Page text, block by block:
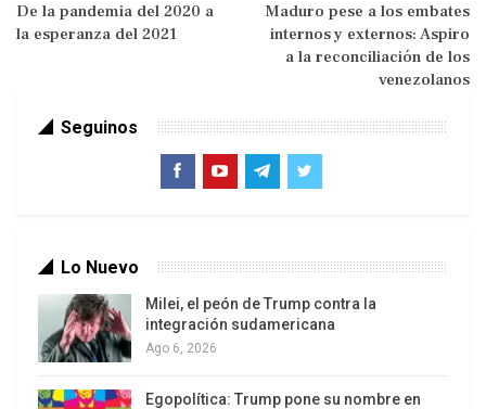
frenadas por el gobierno de facto.
“Fue un año perdido y nos restó. Pero ahora
estamos haciendo todo lo posible para
recuperarnos”, dijo el economista cruceño. A
menos de dos meses de su llegada al cargo pudo
De la pandemia del 2020 a
la esperanza del 2021
Maduro pese a los embates
internos y externos: Aspiro
a la reconciliación de los
venezolanos
Seguinos
Lo Nuevo
Milei, el peón de Trump contra la
integración sudamericana
Ago 6, 2026
Egopolítica: Trump pone su nombre en